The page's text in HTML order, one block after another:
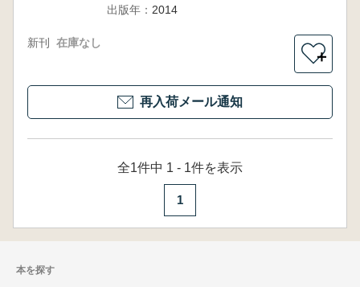
出版年： 2014
新刊 在庫なし
＋
再入荷メール通知
全1件中 1 - 1件を表示
1
本を探す